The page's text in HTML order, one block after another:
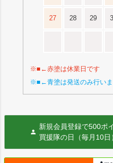
27 28 29
※■←赤塗は休業日です
※■←青塗は発送のみ行い
新規会員登録で500ポ
買援隊の日（毎月10